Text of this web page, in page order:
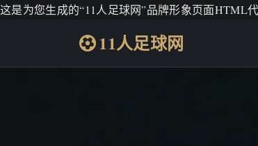
这是为您生成的“11人足球网”品牌形象页面HTML
11人足球网